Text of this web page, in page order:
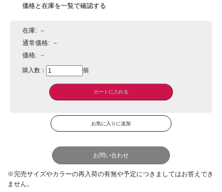
価格と在庫を一覧で確認する
在庫: －
通常価格: －
価格: －
購入数： 個
お問い合わせ